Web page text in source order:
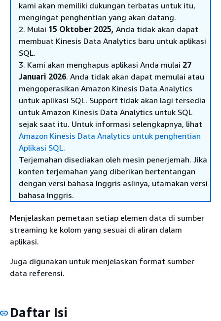
kami akan memiliki dukungan terbatas untuk itu,
mengingat penghentian yang akan datang.
2. Mulai 15 Oktober 2025, Anda tidak akan dapat
membuat Kinesis Data Analytics baru untuk aplikasi
SQL.
3. Kami akan menghapus aplikasi Anda mulai 27
Januari 2026. Anda tidak akan dapat memulai atau
mengoperasikan Amazon Kinesis Data Analytics
untuk aplikasi SQL. Support tidak akan lagi tersedia
untuk Amazon Kinesis Data Analytics untuk SQL
sejak saat itu. Untuk informasi selengkapnya, lihat
Amazon Kinesis Data Analytics untuk penghentian
Aplikasi SQL.
Terjemahan disediakan oleh mesin penerjemah. Jika
konten terjemahan yang diberikan bertentangan
dengan versi bahasa Inggris aslinya, utamakan versi
bahasa Inggris.
Menjelaskan pemetaan setiap elemen data di sumber
streaming ke kolom yang sesuai di aliran dalam
aplikasi.
Juga digunakan untuk menjelaskan format sumber
data referensi.
Daftar Isi